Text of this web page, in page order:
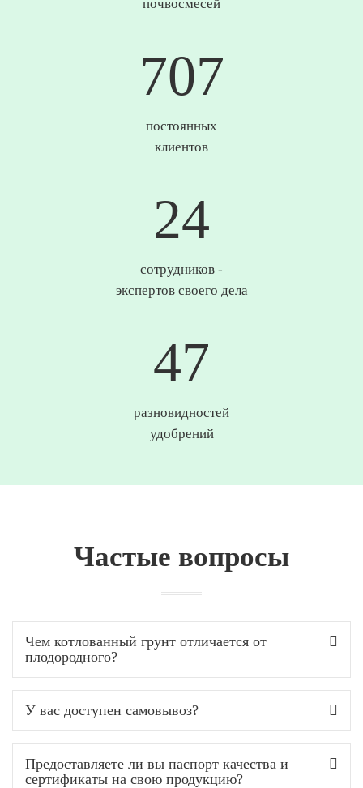
почвосмесей
735
постоянных
клиентов
25
сотрудников -
экспертов своего дела
49
разновидностей
удобрений
Частые вопросы
Чем котлованный грунт отличается от
плодородного?
У вас доступен самовывоз?
Предоставляете ли вы паспорт качества и
сертификаты на свою продукцию?